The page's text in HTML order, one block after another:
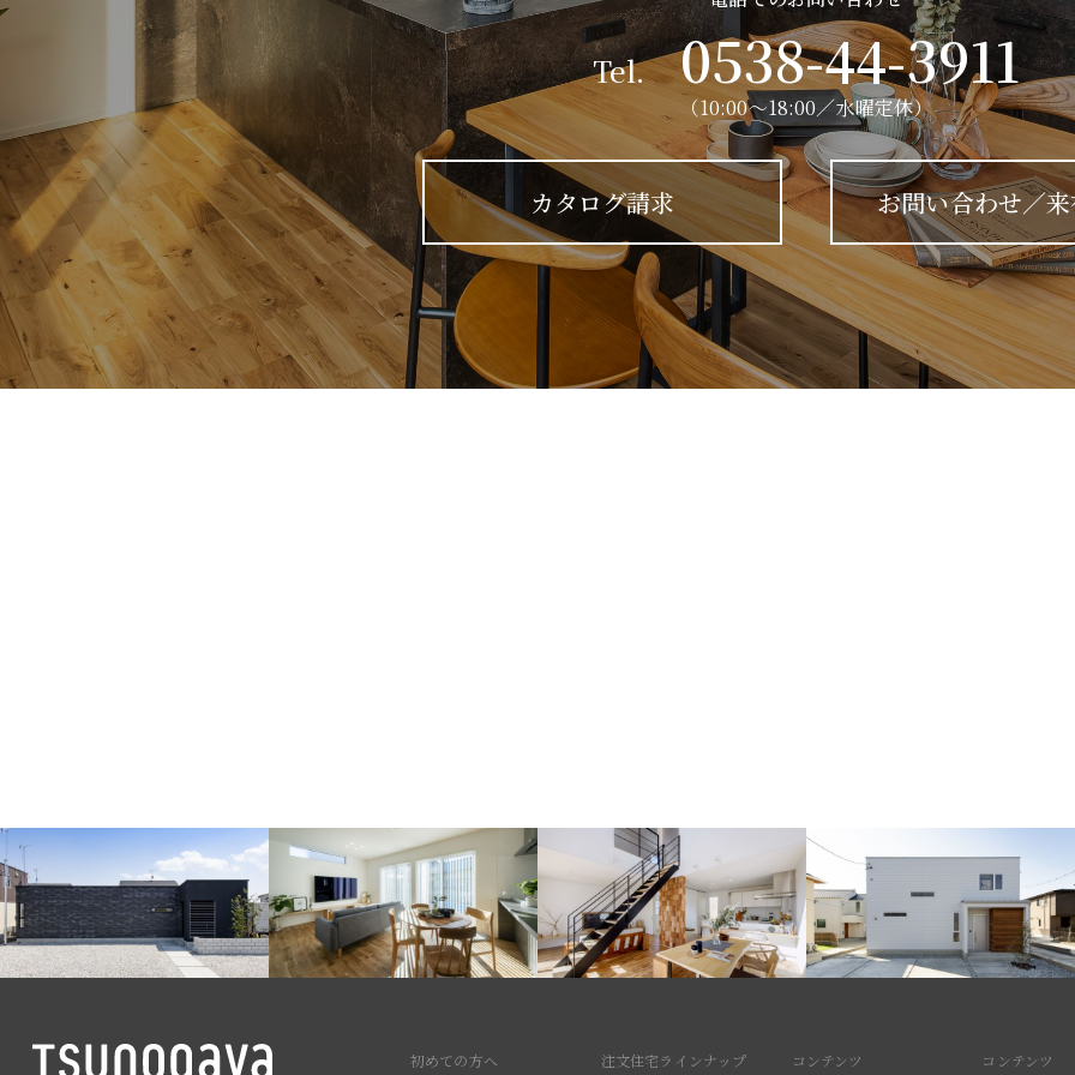
Tel. 0538-44-3911
（10:00～18:00／水曜定休）
カタログ請求 お問い合わせ／
初めての方へ 注文住宅ラインナップ コンテンツ コンテンツ